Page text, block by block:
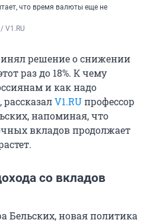
что время валюты еще не
V1.RU
решение о снижении
раз до 18%. К чему
и как надо
V1.RUпрофессор
напоминая, что
вкладов продолжает
со вкладов
Бельских, новая политика